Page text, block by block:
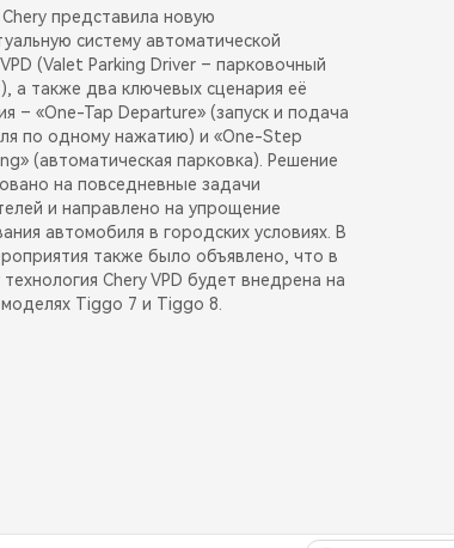
представила новую
систему автоматической
(Valet Parking Driver – парковочный
а также два ключевых сценария её
– «One-Tap Departure» (запуск и подача
по одному нажатию) и «One-Step
(автоматическая парковка). Решение
на повседневные задачи
и направлено на упрощение
автомобиля в городских условиях. В
также было объявлено, что в
технология Chery VPD будет внедрена на
Tiggo 7 и Tiggo 8.